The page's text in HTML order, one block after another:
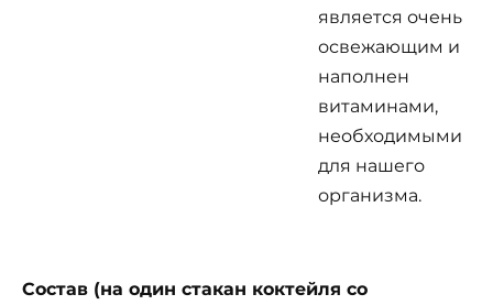
является очень
освежающим и
наполнен
витаминами,
необходимыми
для нашего
организма.
Состав (на один стакан коктейля со